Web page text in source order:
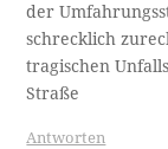
der
schrecklich
tragischen
Straße
Antworten